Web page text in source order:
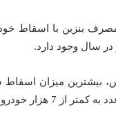
بنزین با اسقاط
سال وجود دارد.